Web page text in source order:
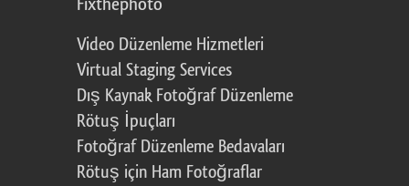
Video Düzenleme Hizmetleri
Virtual Staging Services
Dış Kaynak Fotoğraf Düzenleme
Rötuş İpuçları
Fotoğraf Düzenleme Bedavaları
Rötuş için Ham Fotoğraflar